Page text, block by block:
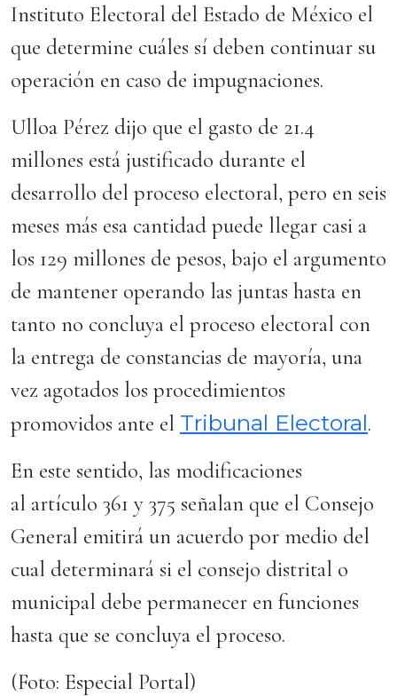
Instituto Electoral del Estado de México el
que determine cuáles sí deben continuar su
operación en caso de impugnaciones.
Ulloa Pérez dijo que el gasto de 21.4
millones está justificado durante el
desarrollo del proceso electoral, pero en seis
meses más esa cantidad puede llegar casi a
los 129 millones de pesos, bajo el argumento
de mantener operando las juntas hasta en
tanto no concluya el proceso electoral con
la entrega de constancias de mayoría, una
vez agotados los procedimientos
promovidos ante el Tribunal Electoral.
En este sentido, las modificaciones
al artículo 361 y 375 señalan que el Consejo
General emitirá un acuerdo por medio del
cual determinará si el consejo distrital o
municipal debe permanecer en funciones
hasta que se concluya el proceso.
(Foto: Especial Portal)